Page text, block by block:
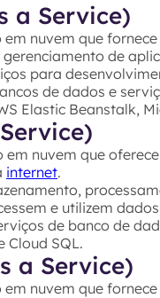
a Service)
em nuvem que
de
para
de dados e
Elastic Beanstalk,
nuvem que
internet.
e utilizem
de banco de
Cloud SQL.
a Service)
nuvem que